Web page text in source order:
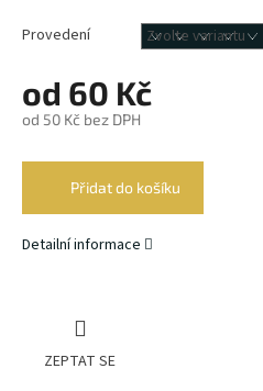
od 60 Kč
od 50 Kč bez DPH
Provedení
Přidat do košíku
Detailní informace
ZEPTAT SE